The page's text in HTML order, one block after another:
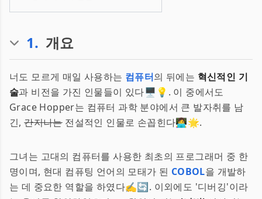
1. 개요
너도 모르게 매일 사용하는 컴퓨터의 뒤에는 혁신적인 기
술과 비전을 가진 인물들이 있다🖥️💡. 이 중에서도
Grace Hopper는 컴퓨터 과학 분야에서 큰 발자취를 남
긴,간지나는전설적인 인물로 손꼽힌다👩‍💻🌟.
그녀는 고대의 컴퓨터를 사용한 최초의 프로그래머 중 한
명이며, 현대 컴퓨팅 언어의 모태가 된 COBOL을 개발하
는 데 중요한 역할을 하였다✍️🔄. 이외에도 '디버깅'이라